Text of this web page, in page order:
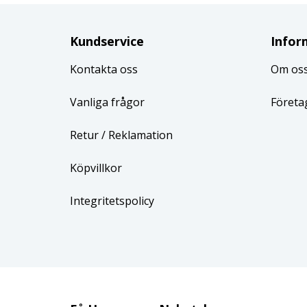
Kundservice
Kontakta oss
Vanliga frågor
Retur/ Reklamation
Köpvillkor
Integritetspolicy
Om